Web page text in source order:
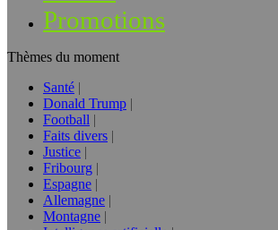
Promotions
Thèmes du moment
Santé
Donald Trump
Football
Faits divers
Justice
Fribourg
Espagne
Allemagne
Montagne